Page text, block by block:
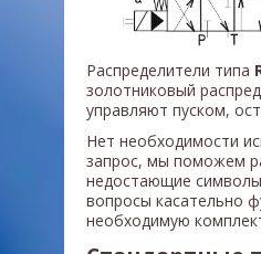
Распределители типа
золотниковый
управляют пуском,
Нет необходимости
запрос, мы поможем
недостающие
вопросы касательно
необходимую